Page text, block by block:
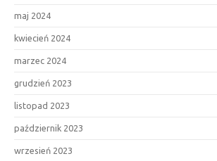
maj 2024
kwiecień 2024
marzec 2024
grudzień 2023
listopad 2023
październik 2023
wrzesień 2023